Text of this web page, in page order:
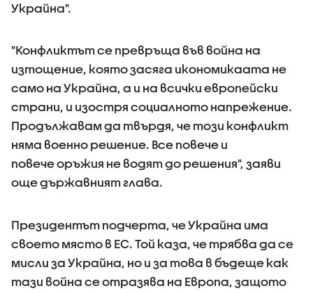
Украйна".
"Конфликтът се превръща във война на
изтощение, която засяга икономикаата не
само на Украйна, а и на всички европейски
страни, и изостря социалното напрежение.
Продължавам да твърдя, че този конфликт
няма военно решение. Все повече и
повече оръжия не водят до решения", заяви
още държавният глава.
Президентът подчерта, че Украйна има
своето място в ЕС. Той каза, че трябва да се
мисли за Украйна, но и за това в бъдеще как
тази война се отразява на Европа, защото